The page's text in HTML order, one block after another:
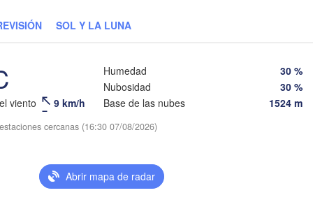
SOL Y LA LUNA
viento 9 km/h
Humedad
30 %
Nubosidad
30 %
Base de las nubes
1524 m
cercanas (16:30 07/08/2026)
Abrir mapa de radar
Verona Venezia
Ljubljana
CROACIA